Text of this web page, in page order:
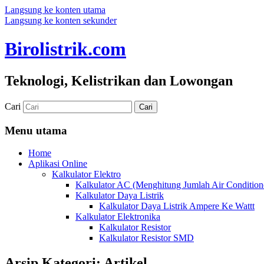
Langsung ke konten utama
Langsung ke konten sekunder
Birolistrik.com
Teknologi, Kelistrikan dan Lowongan
Cari
Menu utama
Home
Aplikasi Online
Kalkulator Elektro
Kalkulator AC (Menghitung Jumlah Air
Kalkulator Daya Listrik
Kalkulator Daya Listrik Ampere Ke Wattt
Kalkulator Elektronika
Kalkulator Resistor
Kalkulator Resistor SMD